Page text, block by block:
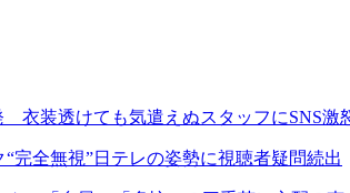
衣装透けても気遣えぬスタッフにSNS激
完全無視”日テレの姿勢に視聴者疑問続出